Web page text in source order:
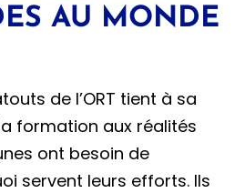
AU MONDE
de l’ORT tient à sa
formation aux réalités
ont besoin de
servent leurs efforts. Ils